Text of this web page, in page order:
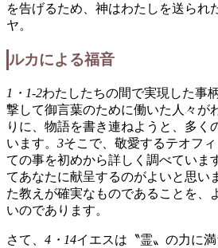
を告げるため、神はわたしを送られ
ヤ。
ルカによる福音
1・1‐2わたしたちの間で実現した事
撃して御言葉のために働いた人々が
りに、物語を書き連ねようと、多く
います。 3そこで、敬愛するテオフ
ての事を初めから詳しく調べていま
てあなたに献呈するのがよいと思い
た教えが確実なものであることを、
いのであります。
さて、 4・14イエスは〝霊〟の力に